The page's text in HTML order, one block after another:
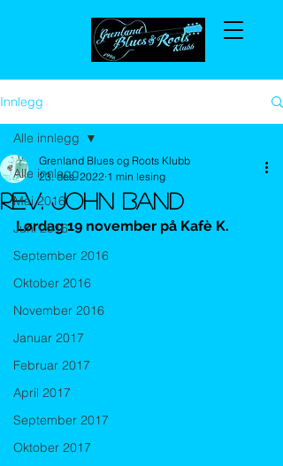
Innlegg
Alle innlegg
Mai 2016
Juni 2016
September 2016
Oktober 2016
November 2016
Januar 2017
Februar 2017
April 2017
September 2017
Oktober 2017
Alle innlegg
Rev. John Band
Grenland Blues og Roots Klubb
23. des. 2022 1 min lesing
Lørdag 19 november på Kafè K.